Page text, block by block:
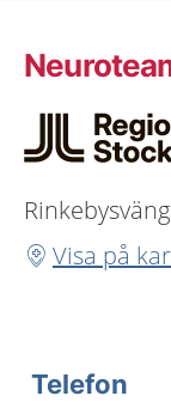
Visa på
Telefon